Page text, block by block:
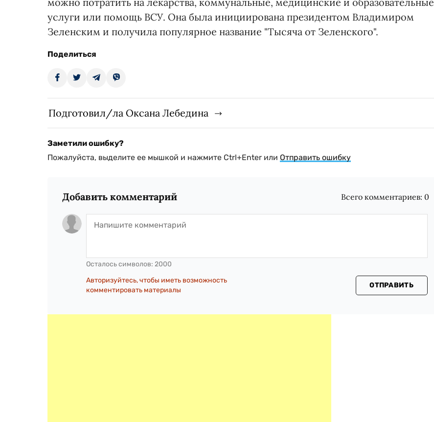
услуги или помощь ВСУ. Она была инициирована президентом Владимиром
Зеленским и получила популярное название "Тысяча от Зеленского".
Поделиться
Подготовил/ла Оксана Лебедина
Заметили ошибку?
Пожалуйста, выделите ее мышкой и нажмите Ctrl+Enter или Отправить ошибку
Добавить комментарий Всего комментариев: 0
Осталось символов: 2000
Авторизуйтесь, чтобы иметь возможность
комментировать материалы
ОТПРАВИТЬ